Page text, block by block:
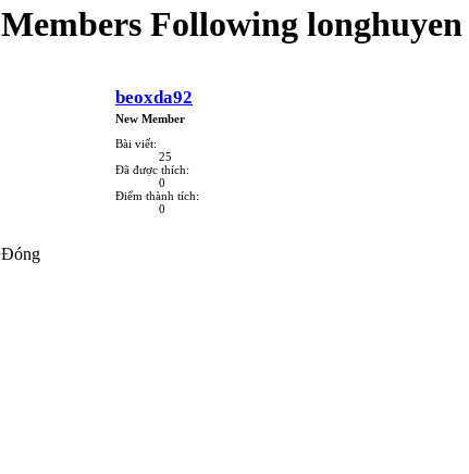
Members Following longhuyen
beoxda92
New Member
Bài viết:
25
Đã được thích:
0
Điểm thành tích:
0
Đóng